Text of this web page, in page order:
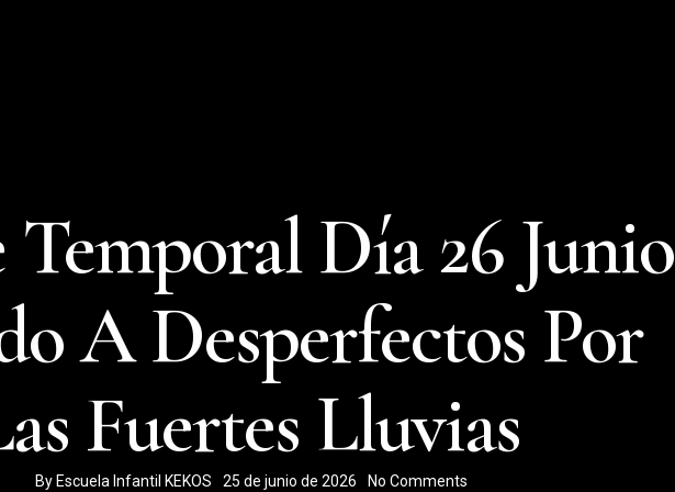
Día 26 Junio
A Desperfectos Por
Fuertes Lluvias
ByEscuela Infantil KEKOS 25 de junio de 2026 No Comments